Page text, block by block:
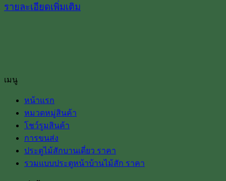
รายละเอียดเพิ่มเติม
เมนู
หน้าแรก
หมวดหมู่สินค้า
โชว์รูมสินค้า
การขนส่ง
ประตูไม้สักบานเดี่ยว ราคา
รวมแบบประตูหน้าบ้านไม้สัก ราคา